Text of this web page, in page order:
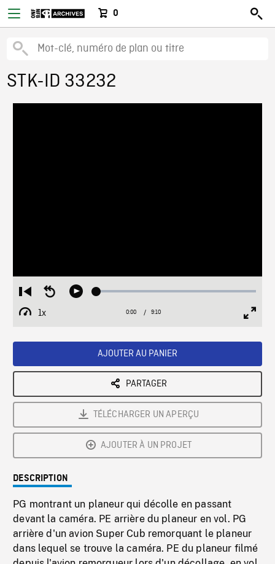
0
STK-ID 33232
Restart
from
beginning
Seek
Play Loaded:
1x
Playback
Current
0:00 / Duration
9:10
AJOUTER AU PANIER
PARTAGER
TÉLÉCHARGER UN APERÇU
AJOUTER À UN PROJET
DESCRIPTION
PG montrant un planeur qui décolle en passant
devant la caméra. PE arrière du planeur en vol. PG
arrière d'un avion Super Cub remorquant le planeur
dans lequel se trouve la caméra. PE du planeur filmé